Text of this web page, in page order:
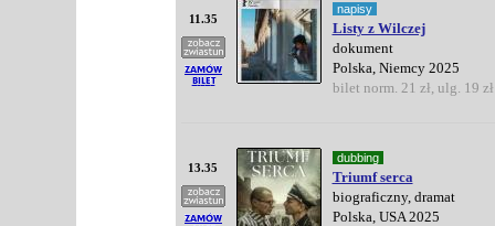
11.35
napisy
Listy z Wilczej
dokument
Polska, Niemcy 2025
bilet norm. 21 zł, ulg. 19 zł
13.35
dubbing
Triumf serca
biograficzny, dramat
Polska, USA 2025